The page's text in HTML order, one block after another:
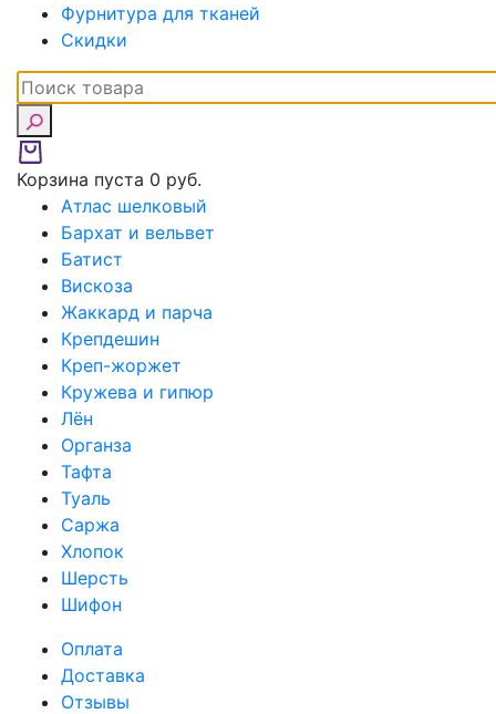
Фурнитура для тканей
Скидки
Корзина пуста 0 руб.
Атлас шелковый
Бархат и вельвет
Батист
Вискоза
Жаккард и парча
Крепдешин
Креп-жоржет
Кружева и гипюр
Лён
Органза
Тафта
Туаль
Саржа
Хлопок
Шерсть
Шифон
Оплата
Доставка
Отзывы